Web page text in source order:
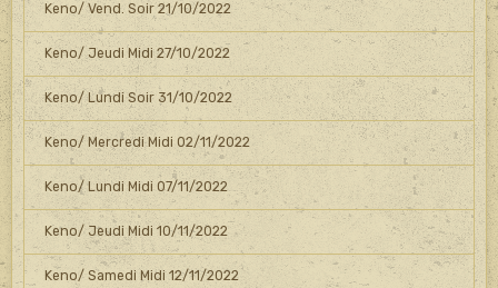
Keno/ Vend. Soir 21/10/2022
Keno/ Jeudi Midi 27/10/2022
Keno/ Lundi Soir 31/10/2022
Keno/ Mercredi Midi 02/11/2022
Keno/ Lundi Midi 07/11/2022
Keno/ Jeudi Midi 10/11/2022
Keno/ Samedi Midi 12/11/2022